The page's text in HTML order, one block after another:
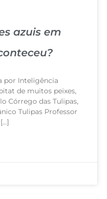
azuis em
por Inteligência
de muitos peixes,
Córrego das Tulipas,
Tulipas Professor